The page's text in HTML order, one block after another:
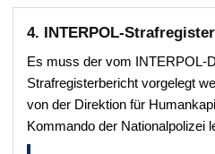
4. INTERPOL-
Es muss der vom INTERPOL-
Strafregisterbericht vorgelegt
von der Direktion für
Kommando der Nationalpolizei